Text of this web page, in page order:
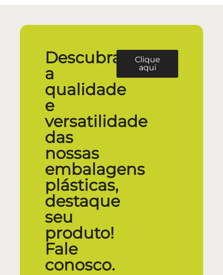
Descubra
a
qualidade
e
versatilidade
das
nossas
embalagens
plásticas,
destaque
seu
produto!
Fale
conosco.
Clique
aqui